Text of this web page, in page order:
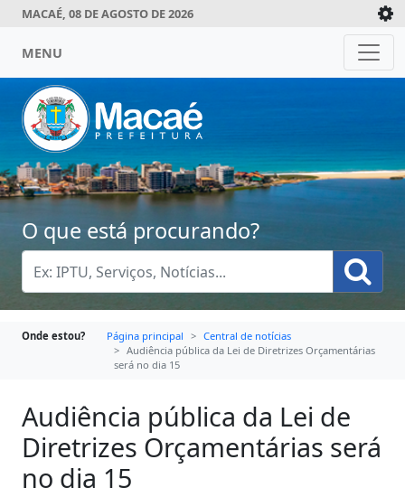
MACAÉ, 08 DE AGOSTO DE 2026
MENU
O que está procurando?
Onde estou? Página principal
Central de notícias
Audiência pública da Lei de Diretrizes Orçamentárias
será no dia 15
Audiência pública da Lei de
Diretrizes Orçamentárias será
no dia 15